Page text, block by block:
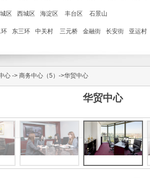
区 西城区 海淀区 丰台区 石景山
环 东三环 中关村 三元桥 金融街 长安街 亚运村
心 -> 商务中心（5） ->华贸中心
华贸中心